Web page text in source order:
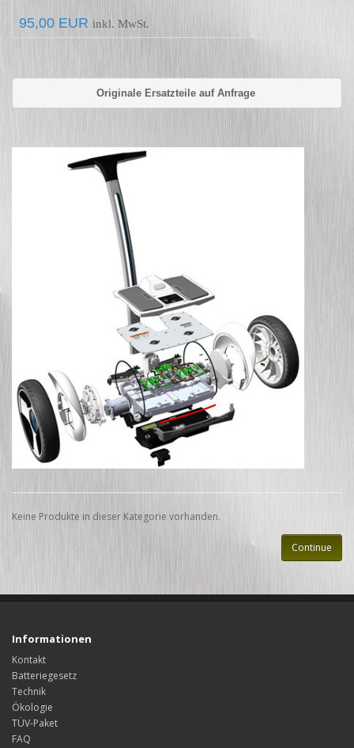
95,00 EUR inkl. MwSt.
Originale Ersatzteile auf Anfrage
Keine Produkte in dieser Kategorie vorhanden.
Continue
Informationen
Kontakt
Batteriegesetz
Technik
Ökologie
TÜV-Paket
FAQ